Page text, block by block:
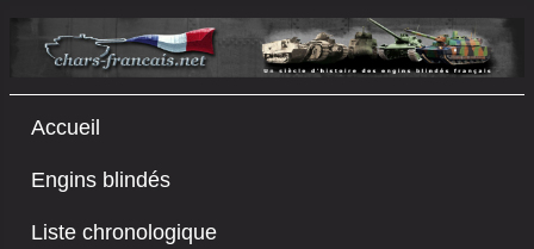
Accueil
Engins blindés
Liste chronologique